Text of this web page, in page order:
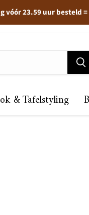
vóór 23.59 uur besteld
& Tafelstyling